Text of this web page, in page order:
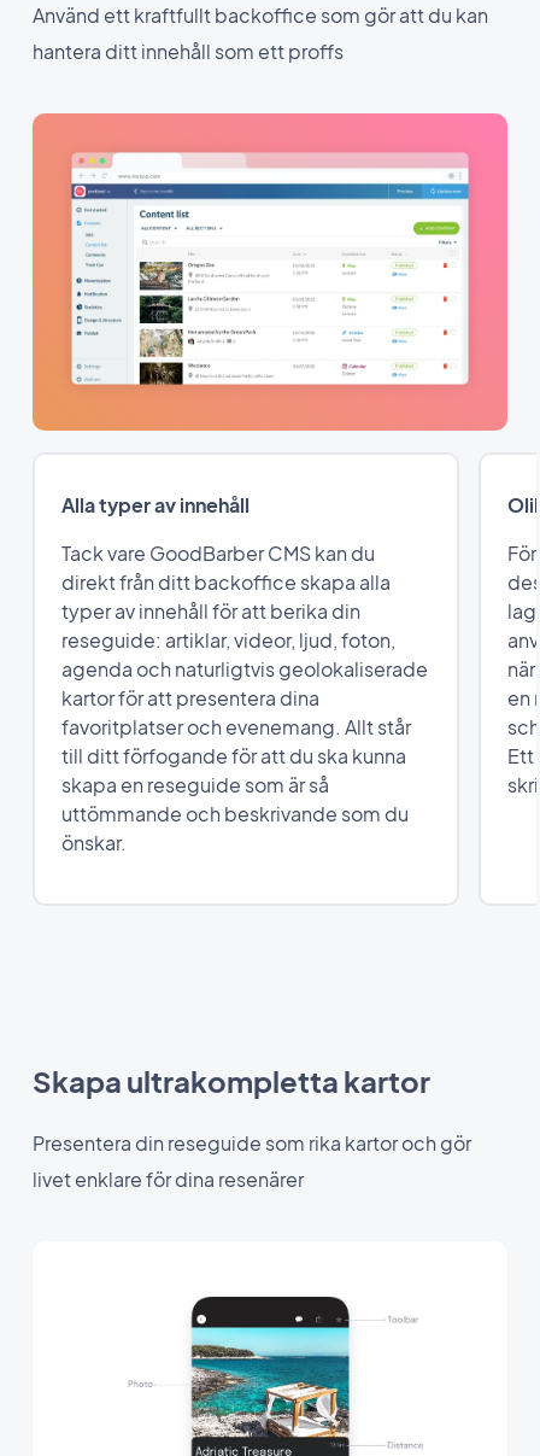
Använd ett kraftfullt backoffice som gör att du kan
hantera ditt innehåll som ett proffs
Alla typer av innehåll
Tack vare GoodBarber CMS kan du
direkt från ditt backoffice skapa alla
typer av innehåll för att berika din
reseguide: artiklar, videor, ljud, foton,
agenda och naturligtvis geolokaliserade
kartor för att presentera dina
favoritplatser och evenemang. Allt står
till ditt förfogande för att du ska kunna
skapa en reseguide som är så
uttömmande och beskrivande som du
önskar.
en
Ett
Skapa ultrakompletta kartor
Presentera din reseguide som rika kartor och gör
livet enklare för dina resenärer